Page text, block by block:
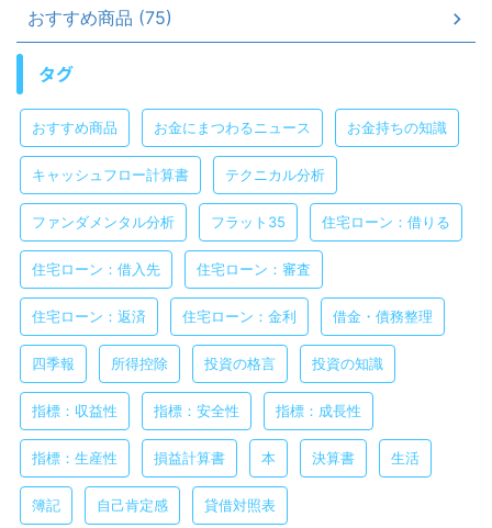
おすすめ商品 (75)
タグ
おすすめ商品 お金にまつわるニュース お金持ちの知識
キャッシュフロー計算書 テクニカル分析
ファンダメンタル分析 フラット35 住宅ローン：借りる
住宅ローン：借入先 住宅ローン：審査
住宅ローン：返済 住宅ローン：金利 借金・債務整理
四季報 所得控除 投資の格言 投資の知識
指標：収益性 指標：安全性 指標：成長性
指標：生産性 損益計算書 本 決算書 生活
簿記 自己肯定感 貸借対照表